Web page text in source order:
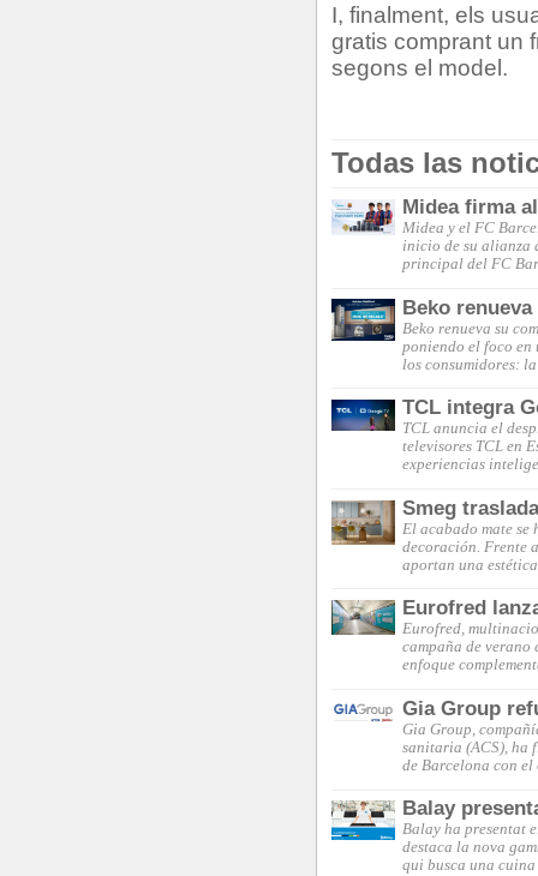
I, finalment, els
gratis comprant un
segons el model.
Todas las
Midea firma
Midea y el FC
inicio de su alianza
principal del FC
Beko
Beko renueva su
poniendo el foco en
los consumidores:
TCL integra
TCL anuncia el
televisores TCL en
experiencias
Smeg
El acabado mate
decoración. Frente
aportan una
Eurofred
Eurofred,
campaña de verano
enfoque
Gia Group
Gia Group,
sanitaria (ACS), ha
de Barcelona con
Balay
Balay ha presentat
destaca la nova
qui busca una